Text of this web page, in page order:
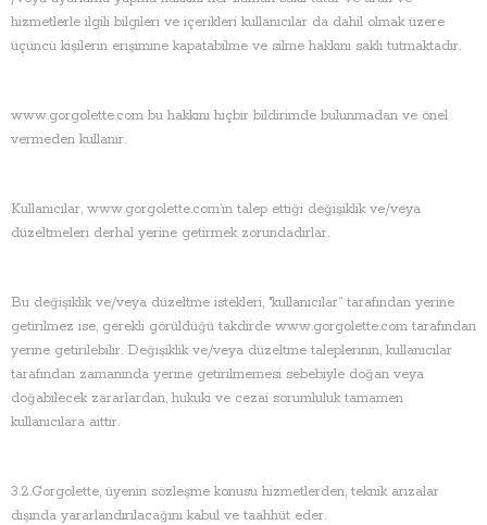
hizmetlerle ilgili bilgileri ve içerikleri kullanıcılar da dahil olmak üzere
üçüncü kişilerin erişimine kapatabilme ve silme hakkını saklı tutmaktadır.
www.gorgolette.com bu hakkını hiçbir bildirimde bulunmadan ve önel
vermeden kullanır.
Kullanıcılar, www.gorgolette.com’ın talep ettiği değişiklik ve/veya
düzeltmeleri derhal yerine getirmek zorundadırlar.
Bu değişiklik ve/veya düzeltme istekleri, "kullanıcılar” tarafından yerine
getirilmez ise, gerekli görüldüğü takdirde www.gorgolette.com tarafından
yerine getirilebilir. Değişiklik ve/veya düzeltme taleplerinin, kullanıcılar
tarafından zamanında yerine getirilmemesi sebebiyle doğan veya
doğabilecek zararlardan, hukuki ve cezai sorumluluk tamamen
kullanıcılara aittir.
3.2.Gorgolette, üyenin sözleşme konusu hizmetlerden, teknik arızalar
dışında yararlandırılacağını kabul ve taahhüt eder.